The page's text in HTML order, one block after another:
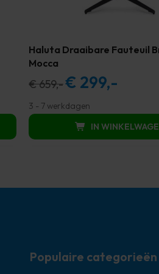
Haluta Draaibare Fauteuil
Mocca
€659,-Oorspronkelijke
was:
€ 659,00.
€ 299,-
is:
€ 299,00.
3 - 7 werkdagen
IN
Populaire categorieën